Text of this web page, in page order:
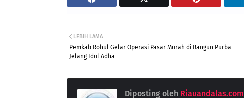
LEBIH LAMA
Pemkab Rohul Gelar Operasi Pasar Murah di Bangun Purba
Jelang Idul Adha
Diposting oleh Riauandalas.com